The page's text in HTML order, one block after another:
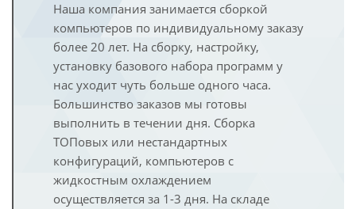
Наша компания занимается сборкой
компьютеров по индивидуальному заказу
более 20 лет. На сборку, настройку,
установку базового набора программ у
нас уходит чуть больше одного часа.
Большинство заказов мы готовы
выполнить в течении дня. Сборка
ТОПовых или нестандартных
конфигураций, компьютеров с
жидкостным охлаждением
осуществляется за 1-3 дня. На складе